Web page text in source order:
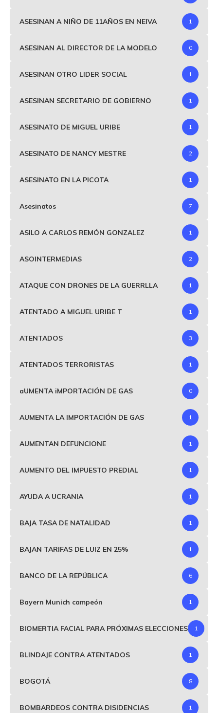
ASESINAN A NIÑO DE 11AÑOS EN NEIVA 1
ASESINAN AL DIRECTOR DE LA MODELO 0
ASESINAN OTRO LIDER SOCIAL 1
ASESINAN SECRETARIO DE GOBIERNO 1
ASESINATO DE MIGUEL URIBE 1
ASESINATO DE NANCY MESTRE 2
ASESINATO EN LA PICOTA 1
Asesinatos 7
ASILO A CARLOS REMÓN GONZALEZ 1
ASOINTERMEDIAS 2
ATAQUE CON DRONES DE LA GUERRLLA 1
ATENTADO A MIGUEL URIBE T 1
ATENTADOS 3
ATENTADOS TERRORISTAS 1
aUMENTA iMPORTACIÓN DE GAS 0
AUMENTA LA IMPORTACIÓN DE GAS 1
AUMENTAN DEFUNCIONE 1
AUMENTO DEL IMPUESTO PREDIAL 1
AYUDA A UCRANIA 1
BAJA TASA DE NATALIDAD 1
BAJAN TARIFAS DE LUIZ EN 25% 1
BANCO DE LA REPÚBLICA 6
Bayern Munich campeón 1
BIOMERTIA FACIAL PARA PRÓXIMAS ELECCIONES 1
BLINDAJE CONTRA ATENTADOS 1
BOGOTÁ 8
BOMBARDEOS CONTRA DISIDENCIAS 1